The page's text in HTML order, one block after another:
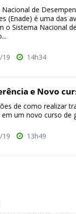
Nacional de
(Enade) é uma das
o Sistema Nacional
19 14h34
e Novo
de como realizar
em um novo curso de
19 13h49